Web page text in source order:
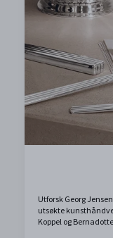
Utforsk Georg
utsøkte
Koppel og